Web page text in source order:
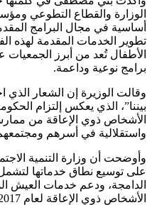
الوزارة والقطاع التطوعي
أساسية في مجال البرامج
تطوير الخدمات المقدمة لهذه
الأطفال تُعد من أبرز
برامج نوعية وداعمة.
وقالت الوزيرة إن الشعار الذي
بيننا”، الذي يعكس إلتزام
الأشخاص ذوي الإعاقة من
واستقلالية في أسرهم
وأوضحت أن وزارة التنمية
على توسيع نطاق خدماتها لتشمل
الدامجة، ودعم خدمات العيش